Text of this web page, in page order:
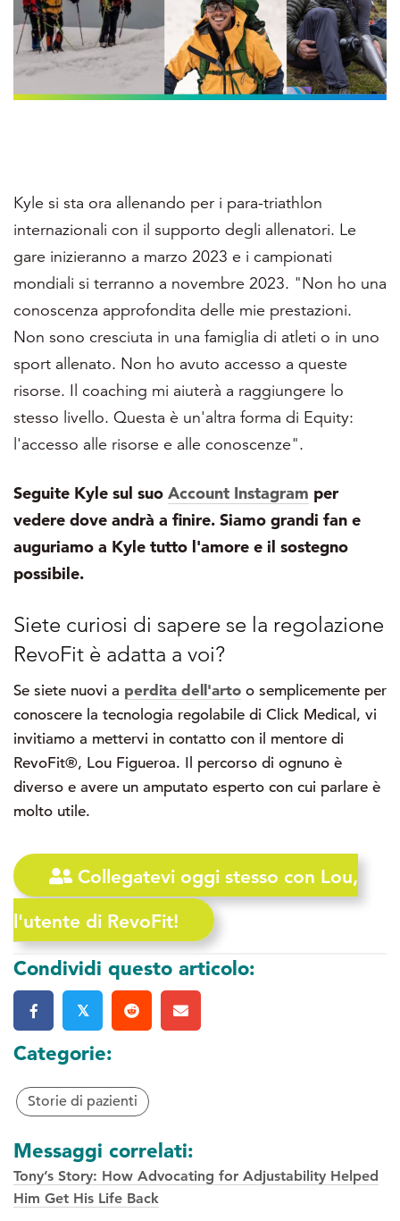
Kyle si sta ora allenando per i para-triathlon
internazionali con il supporto degli allenatori. Le
gare inizieranno a marzo 2023 e i campionati
mondiali si terranno a novembre 2023. "Non ho una
conoscenza approfondita delle mie prestazioni.
Non sono cresciuta in una famiglia di atleti o in uno
sport allenato. Non ho avuto accesso a queste
risorse. Il coaching mi aiuterà a raggiungere lo
stesso livello. Questa è un'altra forma di Equity:
l'accesso alle risorse e alle conoscenze".
Seguite Kyle sul suo Account Instagram per
vedere dove andrà a finire. Siamo grandi fan e
auguriamo a Kyle tutto l'amore e il sostegno
possibile.
Siete curiosi di sapere se la regolazione
RevoFit è adatta a voi?
Se siete nuovi a perdita dell'arto o semplicemente per
conoscere la tecnologia regolabile di Click Medical, vi
invitiamo a mettervi in contatto con il mentore di
RevoFit®, Lou Figueroa. Il percorso di ognuno è
diverso e avere un amputato esperto con cui parlare è
molto utile.
Collegatevi oggi stesso con Lou,
l'utente di RevoFit!
Condividi questo articolo:
𝕏
Categorie:
Storie di pazienti
Messaggi correlati:
Tony’s Story: How Advocating for Adjustability Helped
Him Get His Life Back